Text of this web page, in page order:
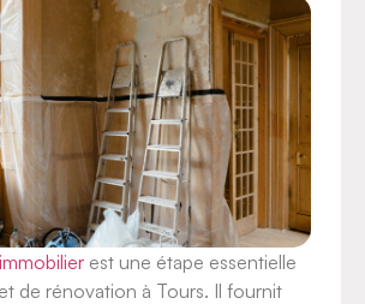
est une étape essentielle
de rénovation à Tours. Il fournit